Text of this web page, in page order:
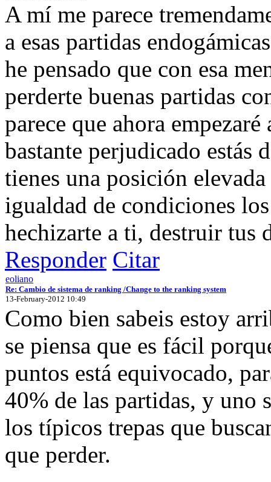
A mí me parece
a esas partidas
he pensado que con esa
perderte buenas partidas
parece que ahora
bastante perjudicado estás
tienes una posición
igualdad de condiciones
hechizarte a ti, destruir tus
Responder Citar
eoliano
Re: Cambio de sistema de ranking /Change to the ranking system
13-February-2012 10:49
Como bien sabeis estoy
se piensa que es fácil
puntos está equivocado,
40% de las partidas, y uno
los típicos trepas que
que perder.